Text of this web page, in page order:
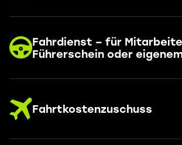
Fahrdienst – für
Führerschein oder
Fahrtkostenzuschuss